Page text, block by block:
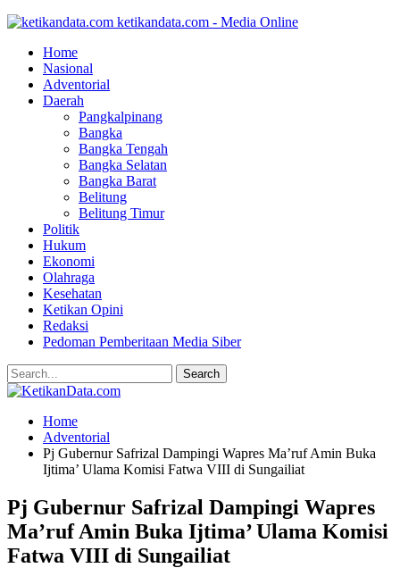
ketikandata.com - Media Online
Home
Nasional
Adventorial
Daerah
Pangkalpinang
Bangka
Bangka Tengah
Bangka Selatan
Bangka Barat
Belitung
Belitung Timur
Politik
Hukum
Ekonomi
Olahraga
Kesehatan
Ketikan Opini
Redaksi
Pedoman Pemberitaan Media Siber
Home
Adventorial
Pj Gubernur Safrizal Dampingi Wapres Ma’ruf Amin Buka
Ijtima’ Ulama Komisi Fatwa VIII di Sungailiat
Pj Gubernur Safrizal Dampingi Wapres
Ma’ruf Amin Buka Ijtima’ Ulama Komisi
Fatwa VIII di Sungailiat